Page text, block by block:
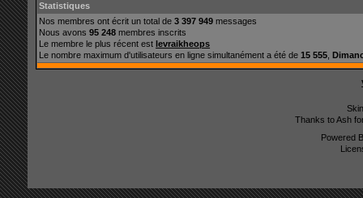
Statistiques
Nos membres ont écrit un total de3 397 949 messages
Nous avons95 248 membres inscrits
Le membre le plus récent estlevraikheops
Le nombre maximum d'utilisateurs en ligne simultanément a été de15 555 ,
Thanks to Ash
Powered